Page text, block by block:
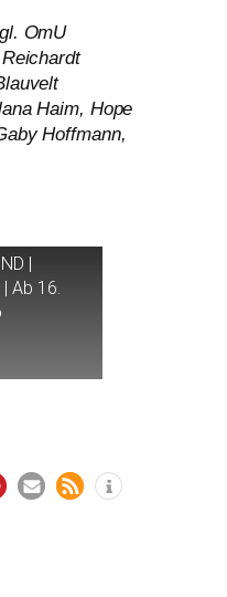
OmU
Haim, Hope
Hoffmann,
Ab 16.